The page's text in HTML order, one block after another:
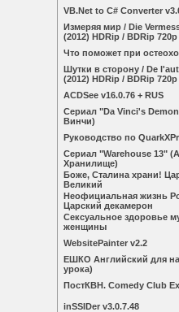
VB.Net to C# Converter
Измеряя мир / Die
(2012) HDRip / BDRip 720p
Что поможет при
Шутки в сторону / De
(2012) HDRip / BDRip
ACDSee v16.0.76 + RUS
Сериал "Da Vinci's
Винчи)
Руководство по
Сериал "Warehouse 13"
Хранилище)
Боже, Сталина храни!
Великий
Неофициальная жизнь
Царский декамерон
Сексуальное здоровье
женщины
WebsitePainter v2.2
ЕШКО Английский для
урока)
ПостКВН. Comedy Club
inSSIDer v3.0.7.48